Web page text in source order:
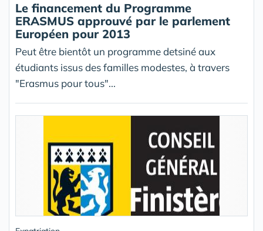
Le financement du Programme
ERASMUS approuvé par le parlement
Européen pour 2013
Peut être bientôt un programme detsiné aux
étudiants issus des familles modestes, à travers
"Erasmus pour tous"...